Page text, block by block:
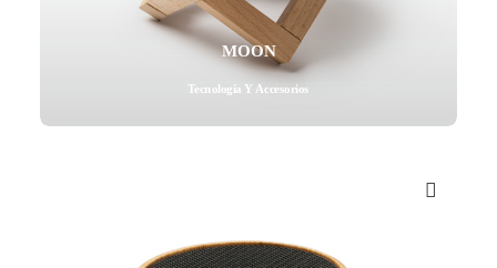
MOON
Tecnología Y Accesorios